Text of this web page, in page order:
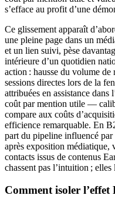
s’efface au profit d’une
Ce glissement apparaît
une pleine page dans un
et un lien suivi, pèse
intérieure d’un quotidien
action : hausse du volume de
sessions directes lors de la
attribuées en assistance
coût par mention utile —
compare aux coûts
efficience remarquable. En
part du pipeline influencé
après exposition médiatique,
contacts issus de contenus
chassent pas l’intuition ;
Comment isoler